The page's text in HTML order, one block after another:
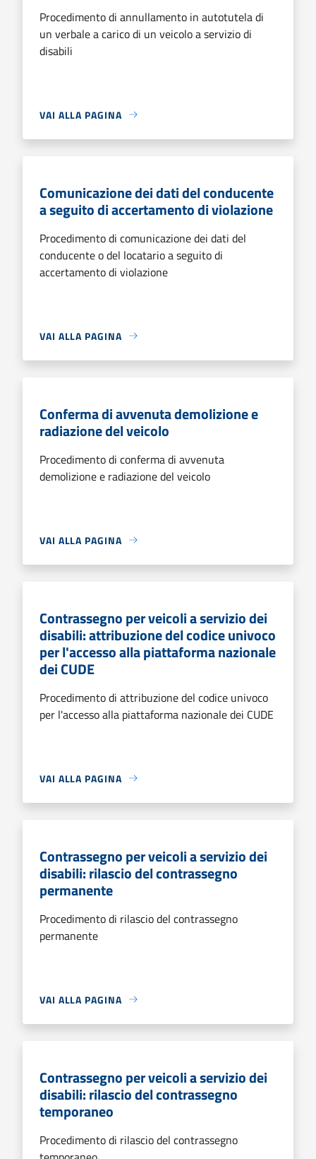
Procedimento di annullamento in autotutela di
un verbale a carico di un veicolo a servizio di
disabili
VAI ALLA PAGINA
Comunicazione dei dati del conducente
a seguito di accertamento di violazione
Procedimento di comunicazione dei dati del
conducente o del locatario a seguito di
accertamento di violazione
VAI ALLA PAGINA
Conferma di avvenuta demolizione e
radiazione del veicolo
Procedimento di conferma di avvenuta
demolizione e radiazione del veicolo
VAI ALLA PAGINA
Contrassegno per veicoli a servizio dei
disabili: attribuzione del codice univoco
per l'accesso alla piattaforma nazionale
dei CUDE
Procedimento di attribuzione del codice univoco
per l'accesso alla piattaforma nazionale dei CUDE
VAI ALLA PAGINA
Contrassegno per veicoli a servizio dei
disabili: rilascio del contrassegno
permanente
Procedimento di rilascio del contrassegno
permanente
VAI ALLA PAGINA
Contrassegno per veicoli a servizio dei
disabili: rilascio del contrassegno
temporaneo
Procedimento di rilascio del contrassegno